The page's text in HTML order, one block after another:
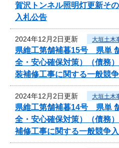
賀沢トンネル照明灯更新そ
入札公告
2024年12月2日更新 大垣土木
県維工第舗補暮15号 県単
全・安心確保対策）（債務
装補修工事に関する一般競
2024年12月2日更新 大垣土木
県維工第舗補暮14号 県単
全・安心確保対策）（債務
補修工事に関する一般競争